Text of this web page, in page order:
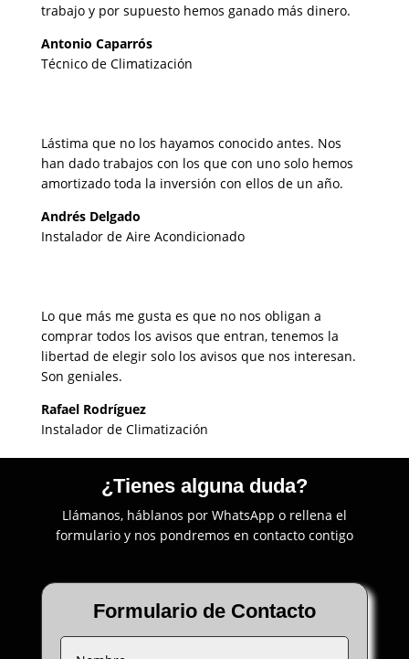
trabajo y por supuesto hemos ganado más dinero.
Antonio Caparrós
Técnico de Climatización
Lástima que no los hayamos conocido antes. Nos
han dado trabajos con los que con uno solo hemos
amortizado toda la inversión con ellos de un año.
Andrés Delgado
Instalador de Aire Acondicionado
Lo que más me gusta es que no nos obligan a
comprar todos los avisos que entran, tenemos la
libertad de elegir solo los avisos que nos interesan.
Son geniales.
Rafael Rodríguez
Instalador de Climatización
¿Tienes alguna duda?
Llámanos, háblanos por WhatsApp o rellena el
formulario y nos pondremos en contacto contigo
Formulario de Contacto